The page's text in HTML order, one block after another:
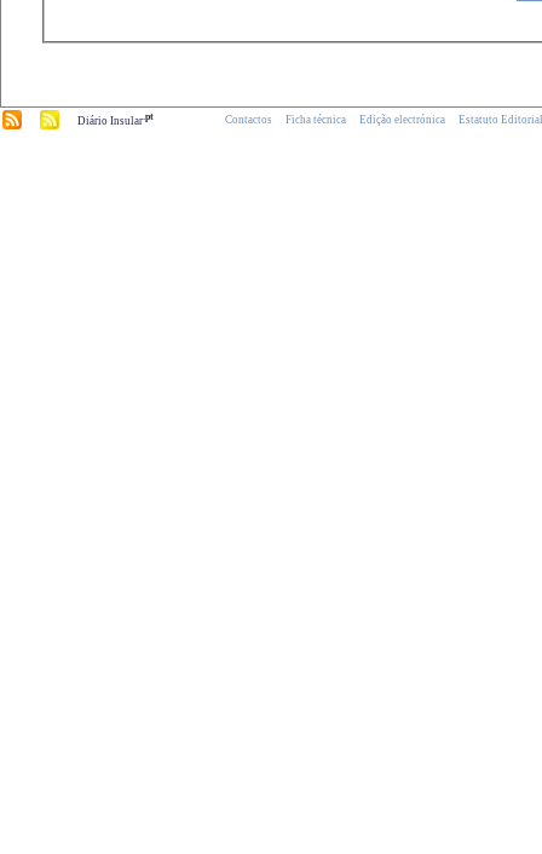
Diário Insular.pt Contactos Ficha técnica Edição electrónica Estatuto Editorial